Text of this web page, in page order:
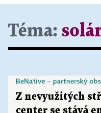
Téma:
Z nevyužitých
center se stává
BeNative – partnerský